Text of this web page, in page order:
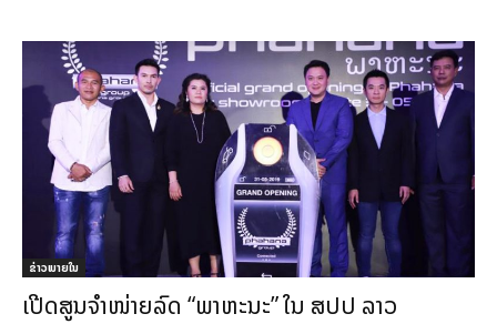
ຂ່າວພາຍ​ໃນ
ເປີດສູນຈຳໜ່າຍລົດ “ພາຫະນະ” ໃນ ສປປ ລາວ